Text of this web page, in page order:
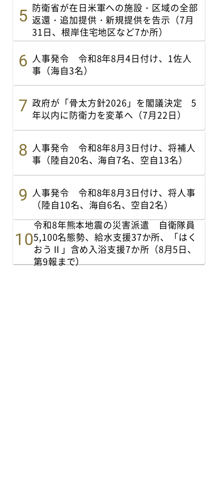
防衛省が在日米軍への施設・区域の全部
返還・追加提供・新規提供を告示（7月
31日、根岸住宅地区など7か所）
人事発令 令和8年8月4日付け、1佐人
事（海自3名）
政府が「骨太方針2026」を閣議決定 5
年以内に防衛力を変革へ（7月22日）
人事発令 令和8年8月3日付け、将補人
事（陸自20名、海自7名、空自13名）
人事発令 令和8年8月3日付け、将人事
（陸自10名、海自6名、空自2名）
令和8年熊本地震の災害派遣 自衛隊員
5,100名態勢、給水支援37か所、「はく
おうⅡ」含め入浴支援7か所（8月5日、
第9報まで）